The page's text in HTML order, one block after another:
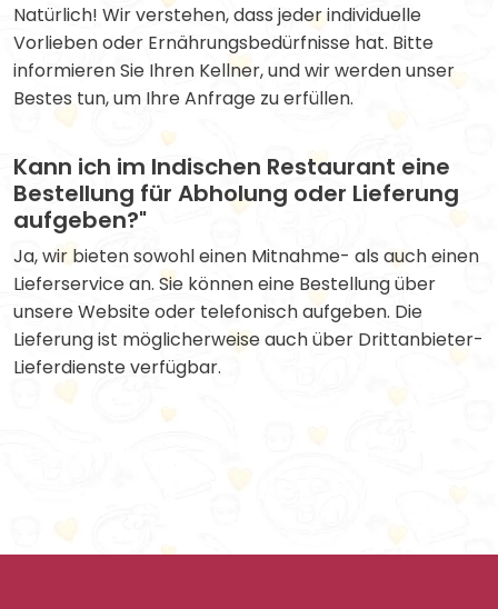
Natürlich! Wir verstehen, dass jeder individuelle
Vorlieben oder Ernährungsbedürfnisse hat. Bitte
informieren Sie Ihren Kellner, und wir werden unser
Bestes tun, um Ihre Anfrage zu erfüllen.
Kann ich im Indischen Restaurant eine
Bestellung für Abholung oder Lieferung
aufgeben?"
Ja, wir bieten sowohl einen Mitnahme- als auch einen
Lieferservice an. Sie können eine Bestellung über
unsere Website oder telefonisch aufgeben. Die
Lieferung ist möglicherweise auch über Drittanbieter-
Lieferdienste verfügbar.